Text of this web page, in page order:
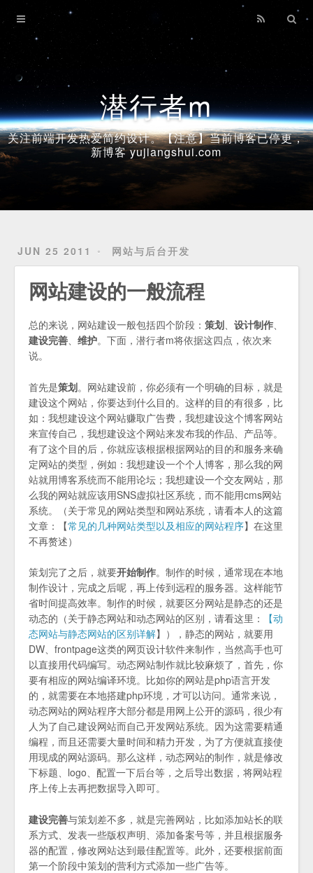
潜行者m
关注前端开发热爱简约设计。【注意】当前博客已停更，
新博客 yujiangshui.com
JUN 25 2011 网站与后台开发
网站建设的一般流程
总的来说，网站建设一般包括四个阶段： 策划、 设计制作、
建设完善、 维护。下面，潜行者m将依据这四点，依次来
说。
首先是策划。网站建设前，你必须有一个明确的目标，就是
建设这个网站，你要达到什么目的。这样的目的有很多，比
如：我想建设这个网站赚取广告费，我想建设这个博客网站
来宣传自己，我想建设这个网站来发布我的作品、产品等。
有了这个目的后，你就应该根据根据网站的目的和服务来确
定网站的类型，例如：我想建设一个个人博客，那么我的网
站就用博客系统而不能用论坛；我想建设一个交友网站，那
么我的网站就应该用SNS虚拟社区系统，而不能用cms网站
系统。（关于常见的网站类型和网站系统，请看本人的这篇
文章：【常见的几种网站类型以及相应的网站程序】在这里
不再赘述）
策划完了之后，就要开始制作。制作的时候，通常现在本地
制作设计，完成之后呢，再上传到远程的服务器。这样能节
省时间提高效率。制作的时候，就要区分网站是静态的还是
动态的（关于静态网站和动态网站的区别，请看这里：
【动
态网站与静态网站的区别详解】），静态的网站，就要用
DW、frontpage这类的网页设计软件来制作，当然高手也可
以直接用代码编写。动态网站制作就比较麻烦了，首先，你
要有相应的网站编译环境。比如你的网站是php语言开发
的，就需要在本地搭建php环境，才可以访问。通常来说，
动态网站的网站程序大部分都是用网上公开的源码，很少有
人为了自己建设网站而自己开发网站系统。因为这需要精通
编程，而且还需要大量时间和精力开发，为了方便就直接使
用现成的网站源码。那么这样，动态网站的制作，就是修改
下标题、logo、配置一下后台等，之后导出数据，将网站程
序上传上去再把数据导入即可。
建设完善与策划差不多，就是完善网站，比如添加站长的联
系方式、发表一些版权声明、添加备案号等，并且根据服务
器的配置，修改网站达到最佳配置等。此外，还要根据前面
第一个阶段中策划的营利方式添加一些广告等。
Home